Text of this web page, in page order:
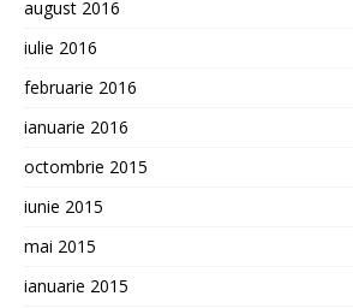
august 2016
iulie 2016
februarie 2016
ianuarie 2016
octombrie 2015
iunie 2015
mai 2015
ianuarie 2015